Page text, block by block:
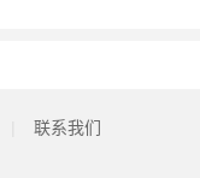
联系我们